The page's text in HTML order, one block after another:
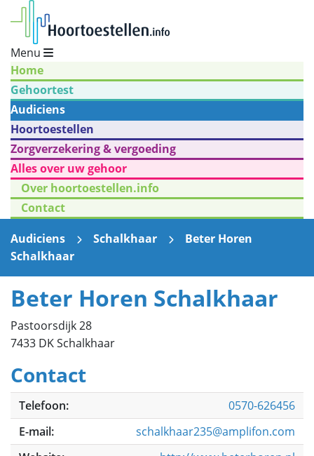
Menu
Home
Gehoortest
Audiciens
Hoortoestellen
Zorgverzekering & vergoeding
Alles over uw gehoor
Over hoortoestellen.info
Contact
Audiciens
Schalkhaar
Beter Horen
Schalkhaar
Beter Horen Schalkhaar
Pastoorsdijk 28
7433 DK Schalkhaar
Contact
Telefoon:
0570-626456
E-mail:
schalkhaar235@amplifon.com